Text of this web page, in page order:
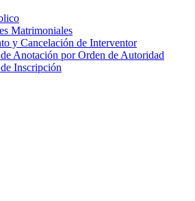
Matrimoniales
y Cancelación de Interventor
Anotación por Orden de Autoridad
Inscripción